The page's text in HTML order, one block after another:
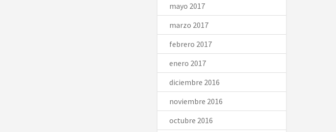
mayo 2017
marzo 2017
febrero 2017
enero 2017
diciembre 2016
noviembre 2016
octubre 2016